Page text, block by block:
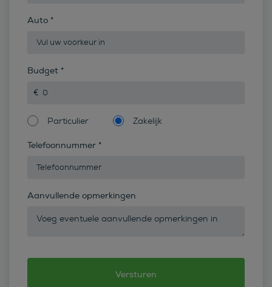
Auto *
Budget *
Particulier Zakelijk
Telefoonnummer *
Aanvullende opmerkingen